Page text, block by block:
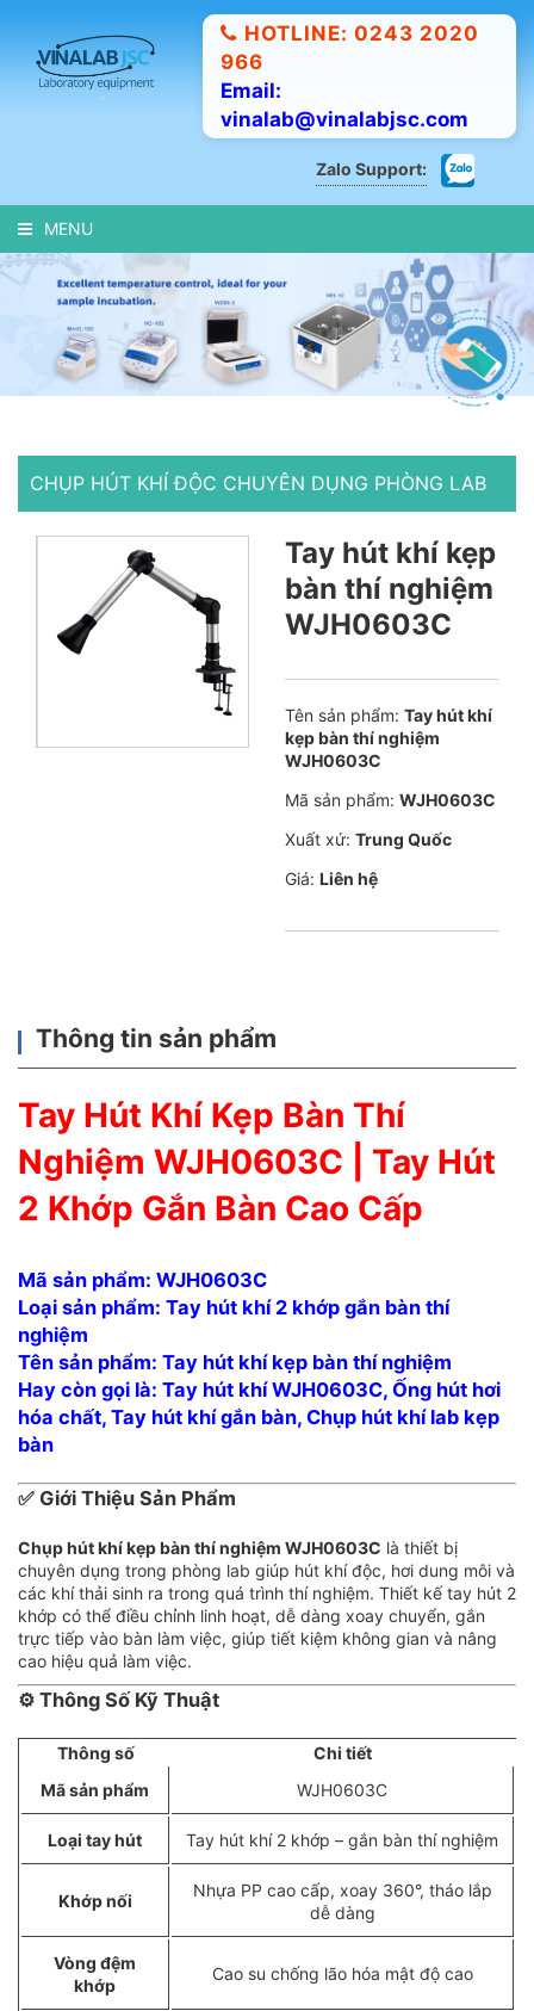
HOTLINE: 0243 2020
966
Email:
vinalab@vinalabjsc.com
Zalo Support:
MENU
CHỤP HÚT KHÍ ĐỘC CHUYÊN DỤNG PHÒNG LAB
Tay hút khí kẹp
bàn thí nghiệm
WJH0603C
Tên sản phẩm: Tay hút khí
kẹp bàn thí nghiệm
WJH0603C
Mã sản phẩm: WJH0603C
Xuất xứ: Trung Quốc
Giá: Liên hệ
Thông tin sản phẩm
Tay Hút Khí Kẹp Bàn Thí
Nghiệm WJH0603C | Tay Hút
2 Khớp Gắn Bàn Cao Cấp
Mã sản phẩm: WJH0603C
Loại sản phẩm: Tay hút khí 2 khớp gắn bàn thí
nghiệm
Tên sản phẩm: Tay hút khí kẹp bàn thí nghiệm
Hay còn gọi là: Tay hút khí WJH0603C, Ống hút hơi
hóa chất, Tay hút khí gắn bàn, Chụp hút khí lab kẹp
bàn
✅ Giới Thiệu Sản Phẩm
Chụp hút khí kẹp bàn thí nghiệm WJH0603C là thiết bị
chuyên dụng trong phòng lab giúp hút khí độc, hơi dung môi và
các khí thải sinh ra trong quá trình thí nghiệm. Thiết kế tay hút 2
khớp có thể điều chỉnh linh hoạt, dễ dàng xoay chuyển, gắn
trực tiếp vào bàn làm việc, giúp tiết kiệm không gian và nâng
cao hiệu quả làm việc.
⚙️ Thông Số Kỹ Thuật
Thông số
Chi tiết
Mã sản phẩm
WJH0603C
Loại tay hút Tay hút khí 2 khớp – gắn bàn thí nghiệm
Khớp nối
Nhựa PP cao cấp, xoay 360°, tháo lắp
dễ dàng
Vòng đệm
khớp
Cao su chống lão hóa mật độ cao